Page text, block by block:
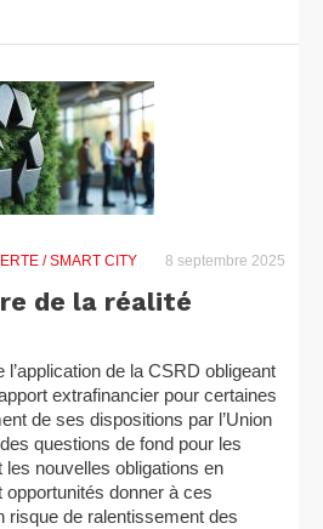
/ SMART CITY 8 septembre 2025
de la réalité
de la CSRD obligeant
extrafinancier pour certaines
de ses dispositions par l’Union
questions de fond pour les
nouvelles obligations en
donner à ces
risque de ralentissement des